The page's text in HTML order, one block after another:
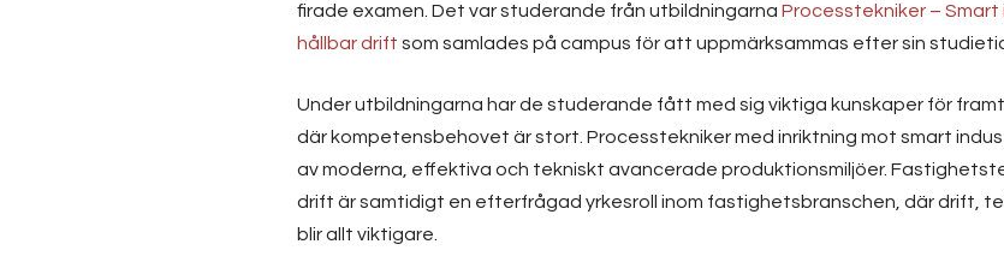
firade examen. Det var studerande från utbildningarna Processtekniker – Smart
hållbar drift som samlades på campus för att uppmärksammas efter sin
Under utbildningarna har de studerande fått med sig viktiga kunskaper för
där kompetensbehovet är stort. Processtekniker med inriktning mot smart
av moderna, effektiva och tekniskt avancerade produktionsmiljöer.
drift är samtidigt en efterfrågad yrkesroll inom fastighetsbranschen, där drift,
blir allt viktigare.